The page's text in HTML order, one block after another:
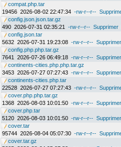
compat.php.tar
19456 2026-08-02 22:47:34 -rw-r--r--
config.json.json.tar.gz
490 2026-07-31 02:35:21 -rw-r--r-- Supprimer
config.json.tar
5632 2026-07-31 19:23:08 -rw-r--r-- Supprimer
config.php.php.tar.gz
7641
2026-07-26 06:49:18 -rw-r--r-- Supprimer
continents-cities.php.php.tar.gz
3453 2026-07-27 07:27:43 -rw-r--r-- Supprimer
continents-cities.php.tar
22528 2026-07-27 07:27:43 -rw-r--r--
cover.php.php.tar.gz
1368 2026-08-03 10:01:50 -rw-r--r-- Supprimer
cover.php.tar
5120 2026-08-03 10:01:50 -rw-r--r-- Supprimer
cover.tar
95744 2026-08-04 05:07:30 -rw-r--r--
cover.tar.gz